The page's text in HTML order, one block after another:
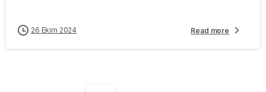
26 Ekim 2024 Read more